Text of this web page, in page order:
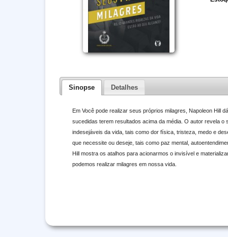
Sinopse Detalhes
Em Você pode realizar seus próprios milagres, Napoleon Hill
sucedidas terem resultados acima da média. O autor revela
indesejáveis da vida, tais como dor física, tristeza, medo e
que necessite ou deseje, tais como paz mental,
Hill mostra os atalhos para acionarmos o invisível e
podemos realizar milagres em nossa vida.